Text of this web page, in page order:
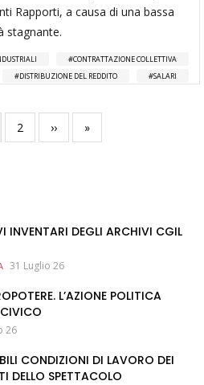
Rapporti, a causa di una bassa
stagnante.
CONTRATTAZIONE COLLETTIVA
DISTRIBUZIONE DEL REDDITO SALARI
Pagina
2
Pagina
successiva
››
Ultima
pagina
»
INVENTARI DEGLI ARCHIVI CGIL
31 Luglio 26
L’AZIONE POLITICA
26
CONDIZIONI DI LAVORO DEI
DELLO SPETTACOLO